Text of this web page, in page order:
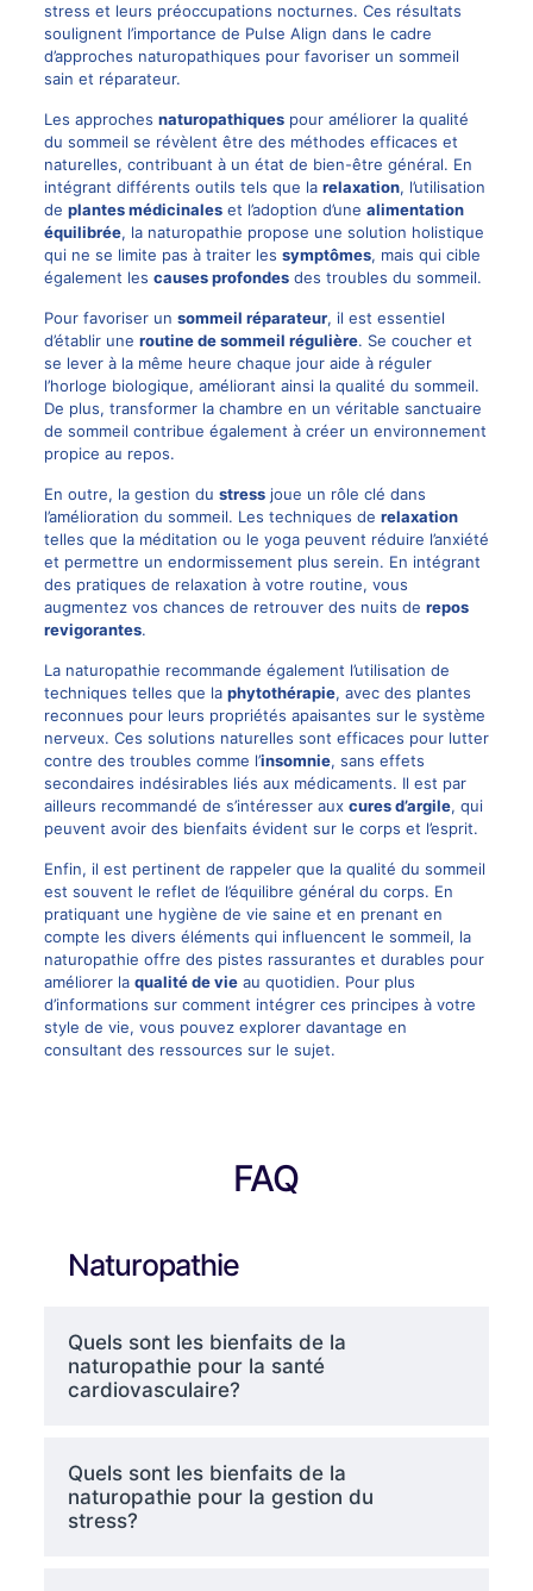
stress et leurs préoccupations nocturnes. Ces résultats
soulignent l’importance de Pulse Align dans le cadre
d’approches naturopathiques pour favoriser un sommeil
sain et réparateur.
Les approches naturopathiquespour améliorer la qualité
du sommeil se révèlent être des méthodes efficaces et
naturelles, contribuant à un état de bien-être général. En
intégrant différents outils tels que la relaxation, l’utilisation
de plantes médicinaleset l’adoption d’une alimentation
équilibrée, la naturopathie propose une solution holistique
qui ne se limite pas à traiter les symptômes, mais qui cible
également les causes profondesdes troubles du sommeil.
Pour favoriser un sommeil réparateur, il est essentiel
d’établir une routine de sommeil régulière. Se coucher et
se lever à la même heure chaque jour aide à réguler
l’horloge biologique, améliorant ainsi la qualité du sommeil.
De plus, transformer la chambre en un véritable sanctuaire
de sommeil contribue également à créer un environnement
propice au repos.
En outre, la gestion du stressjoue un rôle clé dans
l’amélioration du sommeil. Les techniques de relaxation
telles que la méditation ou le yoga peuvent réduire l’anxiété
et permettre un endormissement plus serein. En intégrant
des pratiques de relaxation à votre routine, vous
augmentez vos chances de retrouver des nuits de repos
revigorantes.
La naturopathie recommande également l’utilisation de
techniques telles que la phytothérapie, avec des plantes
reconnues pour leurs propriétés apaisantes sur le système
nerveux. Ces solutions naturelles sont efficaces pour lutter
contre des troubles comme l’insomnie, sans effets
secondaires indésirables liés aux médicaments. Il est par
ailleurs recommandé de s’intéresser aux cures d’argile, qui
peuvent avoir des bienfaits évident sur le corps et l’esprit.
Enfin, il est pertinent de rappeler que la qualité du sommeil
est souvent le reflet de l’équilibre général du corps. En
pratiquant une hygiène de vie saine et en prenant en
compte les divers éléments qui influencent le sommeil, la
naturopathie offre des pistes rassurantes et durables pour
améliorer la qualité de vieau quotidien. Pour plus
d’informations sur comment intégrer ces principes à votre
style de vie, vous pouvez explorer davantage en
consultant des ressources sur le sujet.
FAQ
Naturopathie
Quels sont les bienfaits de la
naturopathie pour la santé
cardiovasculaire?
Quels sont les bienfaits de la
naturopathie pour la gestion du
stress?